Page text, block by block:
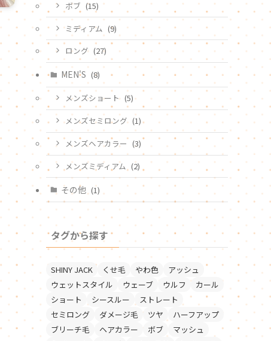
ボブ (15)
ミディアム (9)
ロング (27)
MEN'S (8)
メンズショート (5)
メンズセミロング (1)
メンズヘアカラー (3)
メンズミディアム (2)
その他 (1)
タグから探す
SHINY JACK くせ毛 やわ色
アッシュ
ウェットスタイル
ウェーブ ウルフ
カール
ショート
シースルー
ストレート
セミロング
ダメージ毛 ツヤ
ハーフアップ
ブリーチ毛
ヘアカラー ボブ
マッシュ